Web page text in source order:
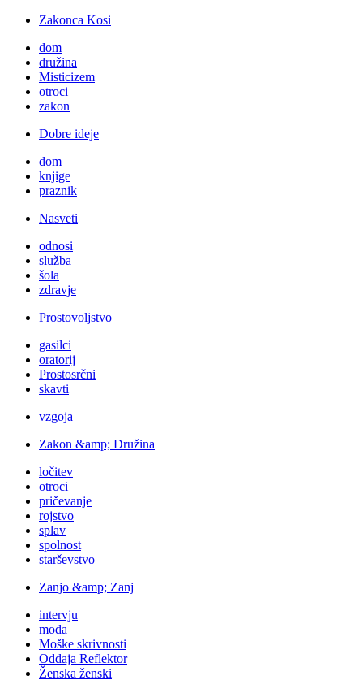
Zakonca Kosi
dom
družina
Misticizem
otroci
zakon
Dobre ideje
dom
knjige
praznik
Nasveti
odnosi
služba
šola
zdravje
Prostovoljstvo
gasilci
oratorij
Prostosrčni
skavti
vzgoja
Zakon &amp; Družina
ločitev
otroci
pričevanje
rojstvo
splav
spolnost
starševstvo
Zanjo &amp; Zanj
intervju
moda
Moške skrivnosti
Oddaja Reflektor
Ženska ženski